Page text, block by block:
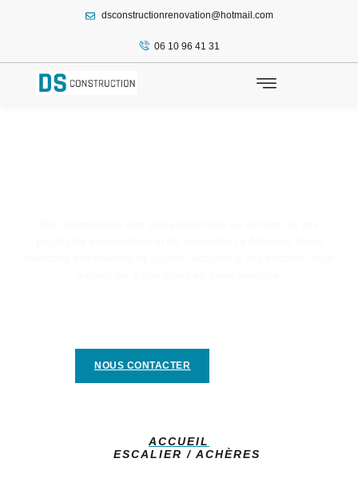
dsconstructionrenovation@hotmail.com
06 10 96 41 31
NOUS CONTACTER
ACCUEIL
ESCALIER / ACHÈRES